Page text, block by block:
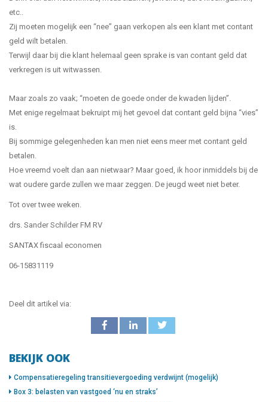
etc..
Zij moeten mogelijk een “nee” gaan verkopen als een klant met contant
geld wilt betalen.
Terwijl daar bij die klant helemaal geen sprake is van contant geld dat
verkregen is uit witwassen.
Maar zoals zo vaak; “moeten de goede onder de kwaden lijden”.
Met enige regelmaat bekruipt mij het gevoel dat contant geld bijna “vies”
is.
Bij sommige gelegenheden kan men niet eens meer met contant geld
betalen.
Hoe vreemd voelt dan aan nietwaar? Maar goed, ik hoor inmiddels bij de
wat oudere garde zullen we maar zeggen. De jeugd weet niet beter.
Tot over twee weken.
drs. Sander Schilder FM RV
SANTAX fiscaal economen
06-15831119
Deel dit artikel via:
BEKIJK OOK
Compensatieregeling transitievergoeding verdwijnt (mogelijk)
Box 3: belasten van vastgoed ‘nu en straks’